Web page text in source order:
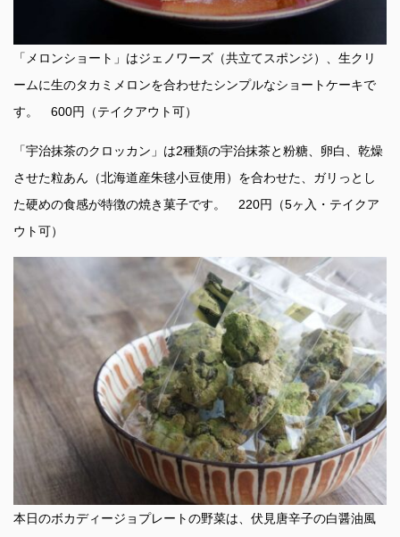
「メロンショート」はジェノワーズ（共立てスポンジ）、生クリ
ームに生のタカミメロンを合わせたシンプルなショートケーキで
す。 600円（テイクアウト可）
「宇治抹茶のクロッカン」は2種類の宇治抹茶と粉糖、卵白、乾燥
させた粒あん（北海道産朱毬小豆使用）を合わせた、ガリっとし
た硬めの食感が特徴の焼き菓子です。 220円（5ヶ入・テイクア
ウト可）
本日のボカディージョプレートの野菜は、伏見唐辛子の白醤油風